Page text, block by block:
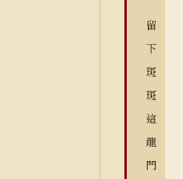
留
下
斑
斑
這
龍
門